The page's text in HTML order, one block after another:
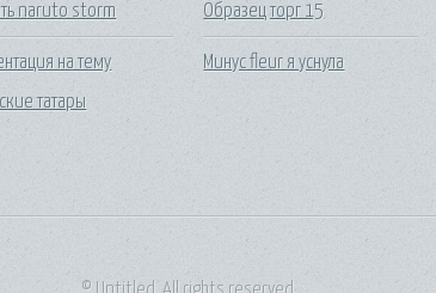
naruto storm
на тему
татары
Образец торг 15
Минус fleur я уснула